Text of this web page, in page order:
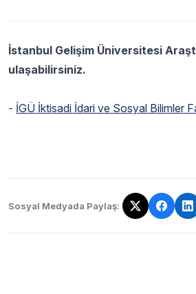
İstanbul Gelişim Üniversitesi
ulaşabilirsiniz.
- İGÜ İktisadi İdari ve Sosyal Bilimler
Sosyal Medyada Paylaş:
Bağlantı kopyalandı!